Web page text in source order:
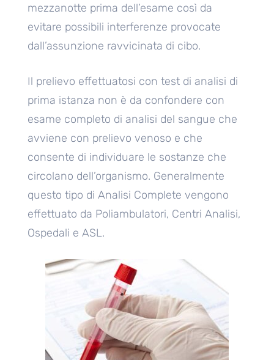
mezzanotte prima dell’esame così da
evitare possibili interferenze provocate
dall’assunzione ravvicinata di cibo.
Il prelievo effettuatosi con test di analisi di
prima istanza non è da confondere con
esame completo di analisi del sangue che
avviene con prelievo venoso e che
consente di individuare le sostanze che
circolano dell’organismo. Generalmente
questo tipo di Analisi Complete vengono
effettuato da Poliambulatori, Centri Analisi,
Ospedali e ASL.